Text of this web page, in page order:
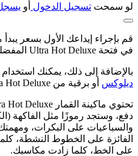
لو سمحت تسجيل الدخول أو
في فتحة Ultra Hot Deluxe المفضلة لديك. اللعبة متاحة بعد الإيداع.
بالإضافة إلى ذلك، يمكنك استخدام
ديلوكس أو برقية من Ultra Hot Deluxe
دفع، وستجد رموزًا مثل الفاكهة
والسباعيات على البكرات،
الفائزة على الخطوط النشطة،
على الخط، كلما زادت مكاسبك.